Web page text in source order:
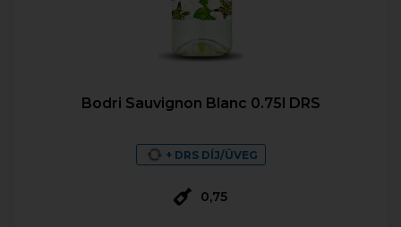
Bodri Sauvignon Blanc 0.75l DRS
+ DRS DÍJ/ÜVEG
0,75